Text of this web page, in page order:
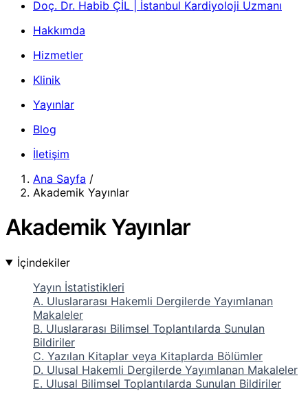
Doç. Dr. Habib ÇİL | İstanbul Kardiyoloji Uzmanı
Hakkımda
Hizmetler
Klinik
Yayınlar
Blog
İletişim
Ana Sayfa /
Akademik Yayınlar
Akademik Yayınlar
İçindekiler
Yayın İstatistikleri
A. Uluslararası Hakemli Dergilerde Yayımlanan
Makaleler
B. Uluslararası Bilimsel Toplantılarda Sunulan
Bildiriler
C. Yazılan Kitaplar veya Kitaplarda Bölümler
D. Ulusal Hakemli Dergilerde Yayımlanan Makaleler
E. Ulusal Bilimsel Toplantılarda Sunulan Bildiriler